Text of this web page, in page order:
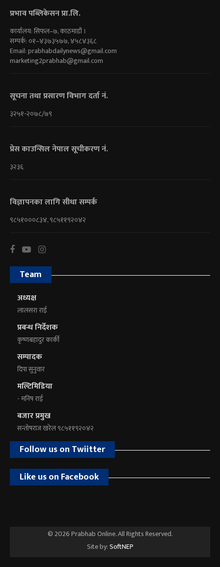
प्रभाव पब्लिकेसन प्रा.लि.
कार्यालय: सिफल–७, काठमाडौं ।
सम्पर्क: ०१–४३७३५७७, ४५८४३६८
Email:prabhabdailynews@gmail.com
marketing2prabhab@gmail.com
सूचना तथा प्रसारण विभाग दर्ता नं.
३२५१-२०७८/७९
प्रेस काउन्सिल नेपाल सूचीकरण नं.
३२३६
विज्ञापनका लागि सीधा सम्पर्क
९८५१०००८३४, ९८५११९२०४२
Team
अध्यक्ष
लालसरा राई
प्रबन्ध निर्देशक
कृष्णबहादुर कार्की
सम्पादक
दिपा सुनुवार
मल्टिमिडिया
- मनिष राई
बजार प्रमुख
सन्तोषराज खरेल ९८५११९२०४२
Follow us on Twiitter
Like us on Facebook
© 2026 Prabhab Online. All Rights Reserved.
Site by:SoftNEP